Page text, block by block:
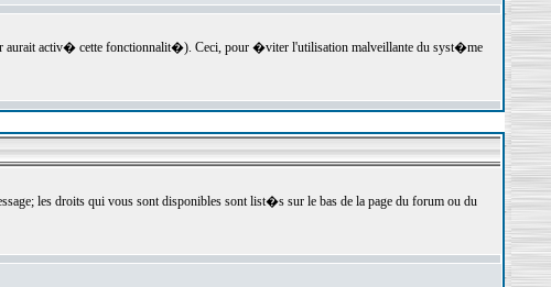
activ� cette fonctionnalit�). Ceci, pour �viter l'utilisation malveillante du syst�me
les droits qui vous sont disponibles sont list�s sur le bas de la page du forum ou du